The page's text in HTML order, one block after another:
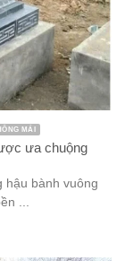
MÁI
ưa chuộng
hậu bành vuông
...